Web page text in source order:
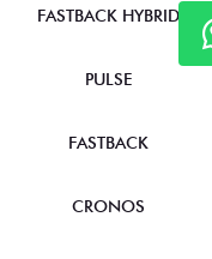
FASTBACK HYBRID
PULSE
FASTBACK
CRONOS